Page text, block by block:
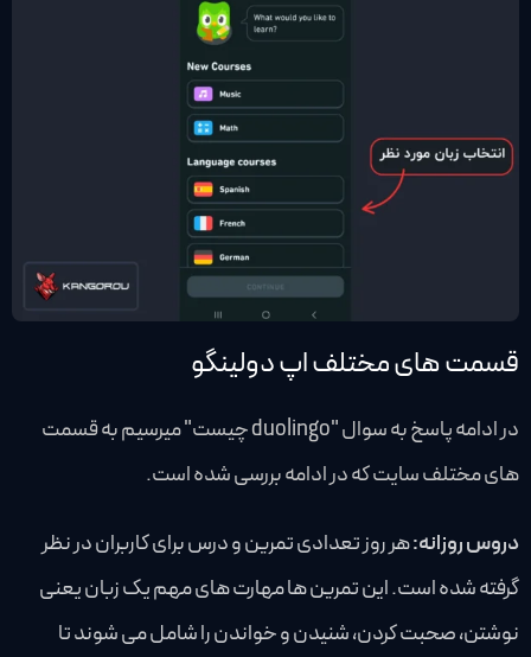
قسمت های مختلف اپ دولینگو
در ادامه پاسخ به سوال "duolingo چیست" میرسیم به قسمت
های مختلف سایت که در ادامه بررسی شده است.
دروس روزانه:هر روز تعدادی تمرین و درس برای کاربران در نظر
گرفته شده است. این تمرین ها مهارت های مهم یک زبان یعنی
نوشتن، صحبت کردن، شنیدن و خواندن را شامل می شوند تا